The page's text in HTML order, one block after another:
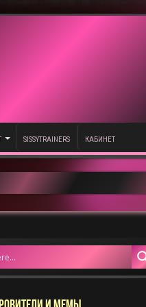
SISSYTRAINERS КАБИНЕТ